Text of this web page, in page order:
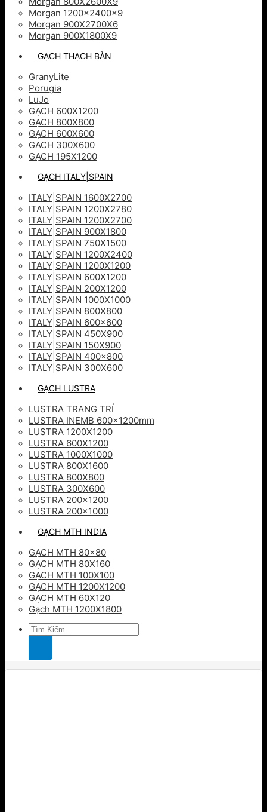
Morgan 1200x2400x9
Morgan 900X2700X6
Morgan 900X1800X9
GẠCH THẠCH BÀN
GranyLite
Porugia
LuJo
GẠCH 600X1200
GẠCH 800X800
GẠCH 600X600
GACH 300X600
GẠCH 195X1200
GẠCH ITALY|SPAIN
ITALY|SPAIN 1600X2700
ITALY|SPAIN 1200X2780
ITALY|SPAIN 1200X2700
ITALY|SPAIN 900X1800
ITALY|SPAIN 750X1500
ITALY|SPAIN 1200X2400
ITALY|SPAIN 1200X1200
ITALY|SPAIN 600X1200
ITALY|SPAIN 200X1200
ITALY|SPAIN 1000X1000
ITALY|SPAIN 800X800
ITALY|SPAIN 600×600
ITALY|SPAIN 450X900
ITALY|SPAIN 150X900
ITALY|SPAIN 400×800
ITALY|SPAIN 300X600
GẠCH LUSTRA
LUSTRA TRANG TRÍ
LUSTRA INEMB 600x1200mm
LUSTRA 1200X1200
LUSTRA 600X1200
LUSTRA 1000X1000
LUSTRA 800X1600
LUSTRA 800X800
LUSTRA 300X600
LUSTRA 200×1200
LUSTRA 200×1000
GẠCH MTH INDIA
GẠCH MTH 80×80
GẠCH MTH 80X160
GẠCH MTH 100X100
GẠCH MTH 1200X1200
GẠCH MTH 60X120
Gạch MTH 1200X1800
Tìm
kiếm: